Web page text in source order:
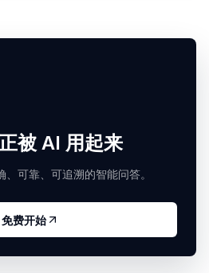
被 AI 用起来
可靠、可追溯的智能问答。
免费开始